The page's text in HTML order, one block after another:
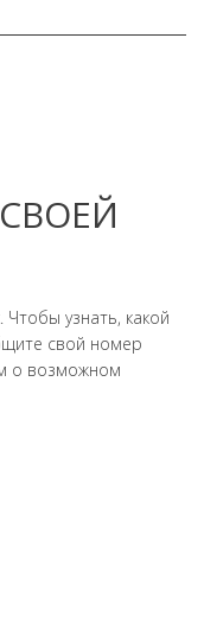
узнать, какой
свой номер
о возможном